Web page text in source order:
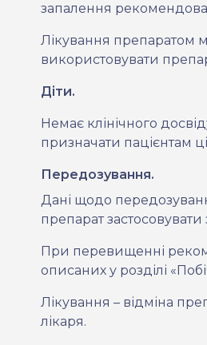
запалення
Лікування препаратом
використовувати
Діти.
Немає клінічного
призначати пацієнтам
Передозування.
Дані щодо
препарат
При перевищенні
описаних у розділі
Лікування – відміна
лікаря.